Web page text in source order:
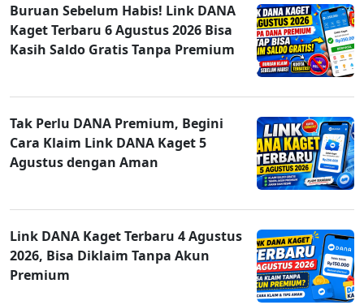
Buruan Sebelum Habis! Link DANA
Kaget Terbaru 6 Agustus 2026 Bisa
Kasih Saldo Gratis Tanpa Premium
Tak Perlu DANA Premium, Begini
Cara Klaim Link DANA Kaget 5
Agustus dengan Aman
Link DANA Kaget Terbaru 4 Agustus
2026, Bisa Diklaim Tanpa Akun
Premium